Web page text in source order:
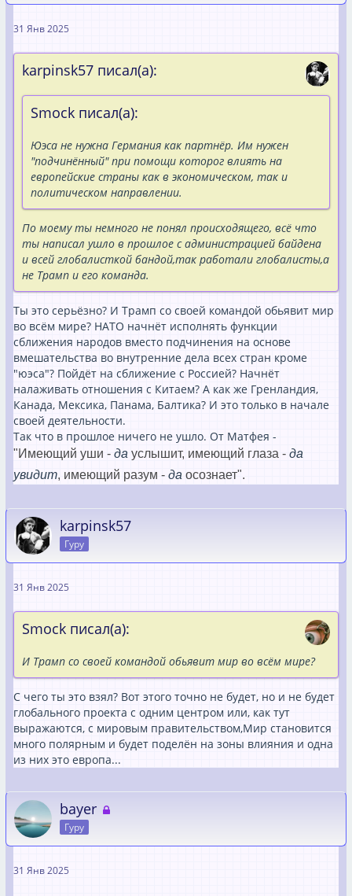
31 Янв 2025
karpinsk57 писал(а):
Smock писал(а):
Юэса не нужна Германия как партнёр. Им нужен
"подчинённый" при помощи которог влиять на
европейские страны как в экономическом, так и
политическом направлении.
По моему ты немного не понял происходящего, всё что
ты написал ушло в прошлое с администрацией байдена
и всей глобалисткой бандой,так работали глобалисты,а
не Трамп и его команда.
Ты это серьёзно? И Трамп со своей командой обьявит мир
во всём мире? НАТО начнёт исполнять функции
сближения народов вместо подчинения на основе
вмешательства во внутренние дела всех стран кроме
"юэса"? Пойдёт на сближение с Россией? Начнёт
налаживать отношения с Китаем? А как же Гренландия,
Канада, Мексика, Панама, Балтика? И это только в начале
своей деятельности.
Так что в прошлое ничего не ушло. От Матфея -
"Имеющий уши - да услышит, имеющий глаза - да
увидит, имеющий разум - да осознает".
karpinsk57
Гуру
31 Янв 2025
Smock писал(а):
И Трамп со своей командой обьявит мир во всём мире?
С чего ты это взял? Вот этого точно не будет, но и не будет
глобального проекта с одним центром или, как тут
выражаются, с мировым правительством,Мир становится
много полярным и будет поделён на зоны влияния и одна
из них это европа...
bayer
Гуру
31 Янв 2025